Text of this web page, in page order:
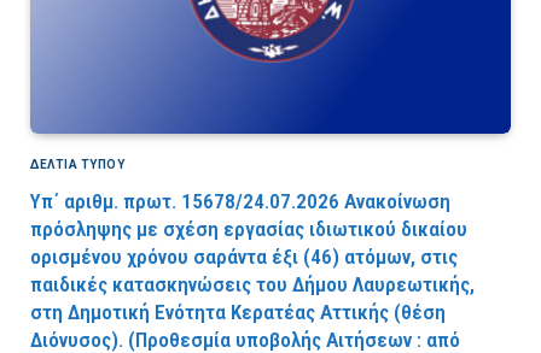
ΔΕΛΤΙΑ ΤΥΠΟΥ
Υπ΄ αριθμ. πρωτ. 15678/24.07.2026 Ανακοίνωση
πρόσληψης με σχέση εργασίας ιδιωτικού δικαίου
ορισμένου χρόνου σαράντα έξι (46) ατόμων, στις
παιδικές κατασκηνώσεις του Δήμου Λαυρεωτικής,
στη Δημοτική Ενότητα Κερατέας Αττικής (θέση
Διόνυσος). (Προθεσμία υποβολής Αιτήσεων : από